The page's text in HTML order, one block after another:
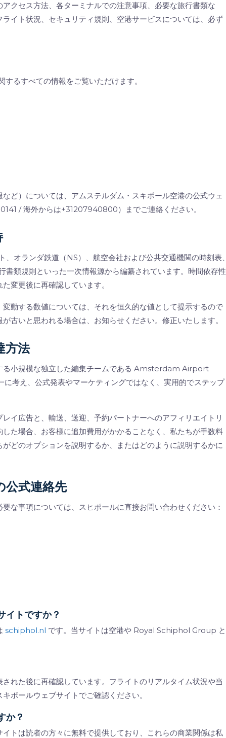
クセス方法、各ターミナルでの注意事項、必要な旅行書類な
イト状況、セキュリティ規則、空港サービスについては、必ず
るすべての情報をご覧いただけます。
ど）については、アムステルダム・スキポール空港の公式ウェ
/ 海外からは+31207940800）までご連絡ください。
オランダ鉄道（NS）、航空会社および公共交通機関の時刻表、
類規則といった一次情報源から編纂されています。時間依存性
変更後に再確認しています。
動する数値については、それを恒久的な値として提示するので
古いと思われる場合は、お知らせください。修正いたします。
方法
る小規模な独立した編集チームである Amsterdam Airport
考え、公式発表やマーケティングではなく、実用的でステップ
イ広告と、輸送、送迎、予約パートナーへのアフィリエイトリ
た場合、お客様に追加費用がかかることなく、私たちが手数料
どのオプションを説明するか、またはどのように説明するかに
公式連絡先
な事項については、スヒポールに直接お問い合わせください：
イトですか？
schiphol.nl です。当サイトは空港や Royal Schiphol Group と
れた後に再確認しています。フライトのリアルタイム状況や当
ポールウェブサイトでご確認ください。
か？
トは読者の方々に無料で提供しており、これらの商業関係は私